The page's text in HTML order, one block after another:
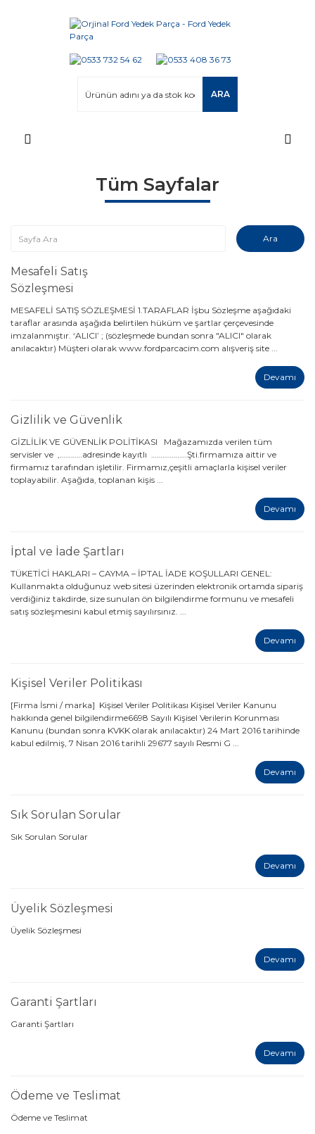
ARA
Tüm Sayfalar
Mesafeli Satış
Sözleşmesi
MESAFELİ SATIŞ SÖZLEŞMESİ 1.TARAFLAR İşbu Sözleşme aşağıdaki
taraflar arasında aşağıda belirtilen hüküm ve şartlar çerçevesinde
imzalanmıştır. ‘ALICI’ ; (sözleşmede bundan sonra "ALICI" olarak
anılacaktır) Müşteri olarak www.fordparcacim.com alışveriş site ...
Devamı
Gizlilik ve Güvenlik
GİZLİLİK VE GÜVENLİK POLİTİKASI Mağazamızda verilen tüm
servisler ve ,…………adresinde kayıtlı ……………….Şti.firmamıza aittir ve
firmamız tarafından işletilir. Firmamız,çeşitli amaçlarla kişisel veriler
toplayabilir. Aşağıda, toplanan kişis ...
Devamı
İptal ve İade Şartları
TÜKETİCİ HAKLARI – CAYMA – İPTAL İADE KOŞULLARI GENEL:
Kullanmakta olduğunuz web sitesi üzerinden elektronik ortamda sipariş
verdiğiniz takdirde, size sunulan ön bilgilendirme formunu ve mesafeli
satış sözleşmesini kabul etmiş sayılırsınız. ...
Devamı
Kişisel Veriler Politikası
[Firma İsmi / marka] Kişisel Veriler Politikası Kişisel Veriler Kanunu
hakkında genel bilgilendirme6698 Sayılı Kişisel Verilerin Korunması
Kanunu (bundan sonra KVKK olarak anılacaktır) 24 Mart 2016 tarihinde
kabul edilmiş, 7 Nisan 2016 tarihli 29677 sayılı Resmi G ...
Devamı
Sık Sorulan Sorular
Sık Sorulan Sorular
Devamı
Üyelik Sözleşmesi
Üyelik Sözleşmesi
Devamı
Garanti Şartları
Garanti Şartları
Devamı
Ödeme ve Teslimat
Ödeme ve Teslimat